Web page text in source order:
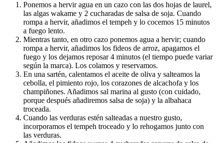
Ponemos a hervir agua en un cazo con las dos hojas de laurel,
las algas wakame y 2 cucharadas de salsa de soja. Cuando
rompa a hervir, añadimos el tempeh y lo cocemos 15 minutos
a fuego lento.
Mientras tanto, en otro cazo ponemos agua a hervir; cuando
rompa a hervir, añadimos los fideos de arroz, apagamos el
fuego y los dejamos reposar 4 minutos (el tiempo puede variar
según la marca). Los colamos y reservamos.
En una sartén, calentamos el aceite de oliva y salteamos la
cebolla, el pimiento rojo, los corazones de alcachofa y los
champiñones. Añadimos sal marina al gusto (con cuidado,
porque después añadiremos salsa de soja) y la albahaca
troceada.
Cuando las verduras estén salteadas a nuestro gusto,
incorporamos el tempeh troceado y lo rehogamos junto con
las verduras.